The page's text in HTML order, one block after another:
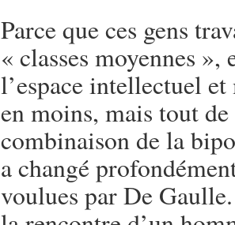
Parce que ces gens
« classes moyennes
l’espace intellectuel
en moins, mais tout
combinaison de la
a changé
voulues par De